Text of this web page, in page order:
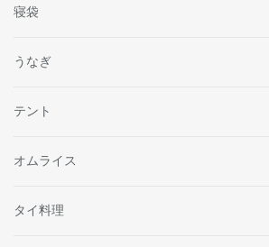
寝袋
うなぎ
テント
オムライス
タイ料理